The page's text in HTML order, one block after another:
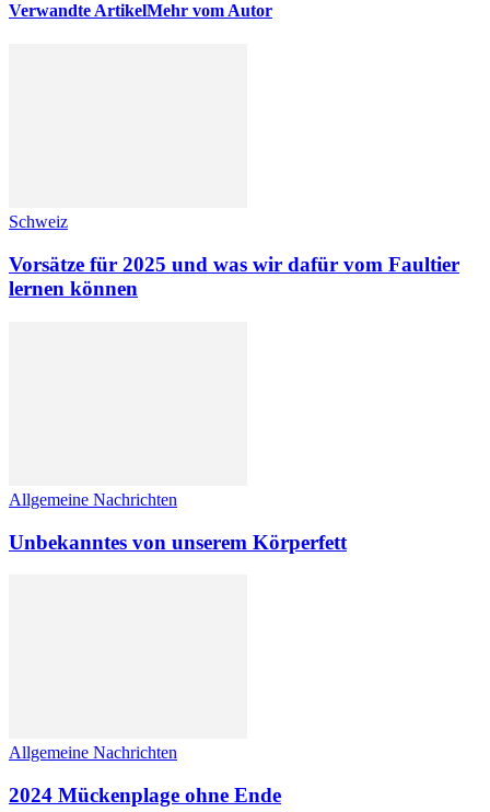
Verwandte ArtikelMehr vom Autor
Schweiz
Vorsätze für 2025 und was wir dafür vom Faultier
lernen können
Allgemeine Nachrichten
Unbekanntes von unserem Körperfett
Allgemeine Nachrichten
2024 Mückenplage ohne Ende